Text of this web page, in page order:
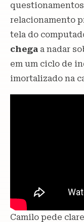
relacionamento
tela do
chega a nadar
em um ciclo de
imortalizado na
Camilo pede